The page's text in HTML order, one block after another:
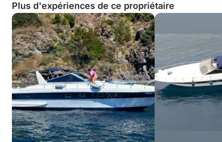
Plus d'expériences de ce propriétaire